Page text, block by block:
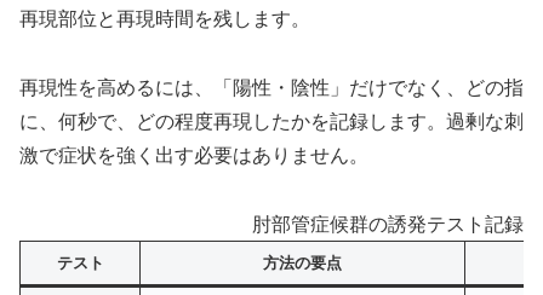
再現部位と再現時間を残します。
再現性を高めるには、「陽性・陰性」だけでなく、どの指
に、何秒で、どの程度再現したかを記録します。過剰な刺
激で症状を強く出す必要はありません。
肘部管症候群の誘発テスト記録
テスト 方法の要点